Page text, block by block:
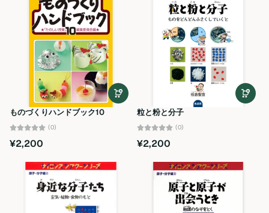
ものづくりハンドブック10
(0)
¥2,200
粒と粉と分子
(0)
¥2,200